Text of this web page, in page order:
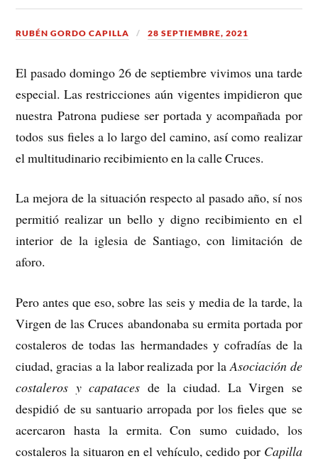
RUBÉN GORDO CAPILLA 28 SEPTIEMBRE, 2021
El pasado domingo 26 de septiembre vivimos una tarde
especial. Las restricciones aún vigentes impidieron que
nuestra Patrona pudiese ser portada y acompañada por
todos sus fieles a lo largo del camino, así como realizar
el multitudinario recibimiento en la calle Cruces.
La mejora de la situación respecto al pasado año, sí nos
permitió realizar un bello y digno recibimiento en el
interior de la iglesia de Santiago, con limitación de
aforo.
Pero antes que eso, sobre las seis y media de la tarde, la
Virgen de las Cruces abandonaba su ermita portada por
costaleros de todas las hermandades y cofradías de la
ciudad, gracias a la labor realizada por laAsociación de
costaleros y capataces de la ciudad. La Virgen se
despidió de su santuario arropada por los fieles que se
acercaron hasta la ermita. Con sumo cuidado, los
costaleros la situaron en el vehículo, cedido por Capilla